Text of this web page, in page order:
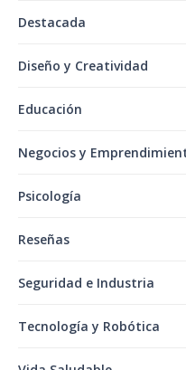
Destacada
Diseño y Creatividad
Educación
Negocios y
Psicología
Reseñas
Seguridad e Industria
Tecnología y Robótica